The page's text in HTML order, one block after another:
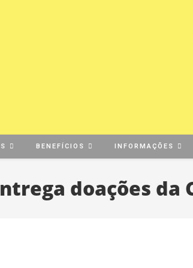
BENEFÍCIOS INFORMAÇÕES
doações